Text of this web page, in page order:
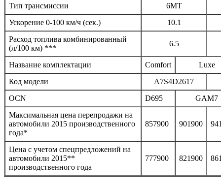
Тип трансмиссии
6MT
Ускорение 0-100 км/ч (сек.)
10.1
Расход топлива комбинированный
(л/100 км) ***
6.5
Название комплектации Comfort
Luxe
Код модели
A7S4D2617
OCN
D695
GAM7
Максимальная цена перепродажи на
автомобили 2015 производственного
года*
857900 901900
Цена с учетом спецпредложений на
автомобили 2015**
производственного года
777900 821900